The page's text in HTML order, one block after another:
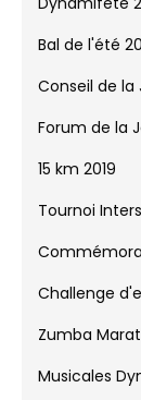
Bal de l'été
Conseil de la
Forum de la
15 km 2019
Tournoi
Challenge
Zumba
Musicales